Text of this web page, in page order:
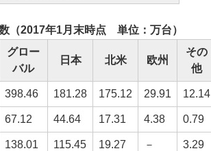
（2017年1月末時点 単位：万台）
グロー
バル
日本 北米 欧州
その
他
398.46 181.28 175.12 29.91 12.14
67.12 44.64 17.31 4.38 0.79
138.01 115.45 19.27 － 3.29